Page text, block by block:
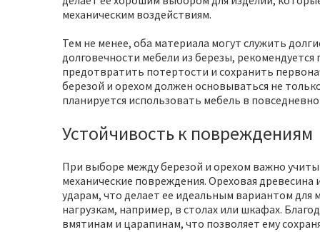
механическим воздействиям.
Тем не менее, оба материала могут служить
долговечности мебели из березы,
предотвратить потертости и сохранить
березой и орехом должен основываться не
планируется использовать мебель в
Устойчивость к повреждениям
При выборе между березой и орехом важно
механические повреждения. Ореховая
ударам, что делает ее идеальным вариантом для
нагрузкам, например, в столах или шкафах.
вмятинам и царапинам, что позволяет ему